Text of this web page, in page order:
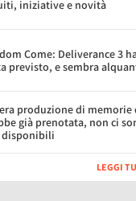
iniziative e novità
Come: Deliverance 3
previsto, e sembra
produzione di memorie
già prenotata, non ci
disponibili
LEGGI